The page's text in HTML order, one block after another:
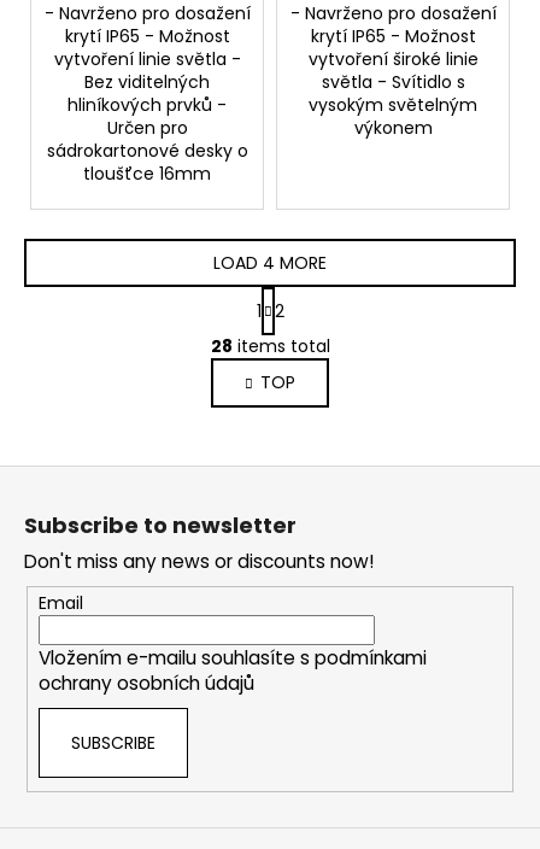
- Navrženo pro dosažení
krytí IP65 - Možnost
vytvoření linie světla -
Bez viditelných
hliníkových prvků -
Určen pro
sádrokartonové desky o
tloušťce 16mm
- Navrženo pro dosažení
krytí IP65 - Možnost
vytvoření široké linie
světla - Svítidlo s
vysokým světelným
výkonem
L
i
s
t
n
c
n
r
o
LOAD 4 MORE
P
a
g
i
n
a
1 2
28 items total
TOP
F
Subscribe to newsletter
Don't miss any news or discounts now!
Email
Vložením e-mailu souhlasíte s podmínkami
ochrany osobních údajů
SUBSCRIBE